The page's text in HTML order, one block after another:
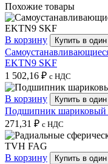
Похожие товары
В корзину Купить в
EKTN9 SKF
1 502,16 ₽ с НДС
В корзину Купить в
Подшипник шариковый
271,31 ₽ с НДС
В корзину Купить в